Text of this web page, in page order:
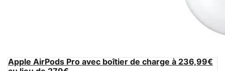
Apple AirPods Pro avec boîtier de charge à 236,99€